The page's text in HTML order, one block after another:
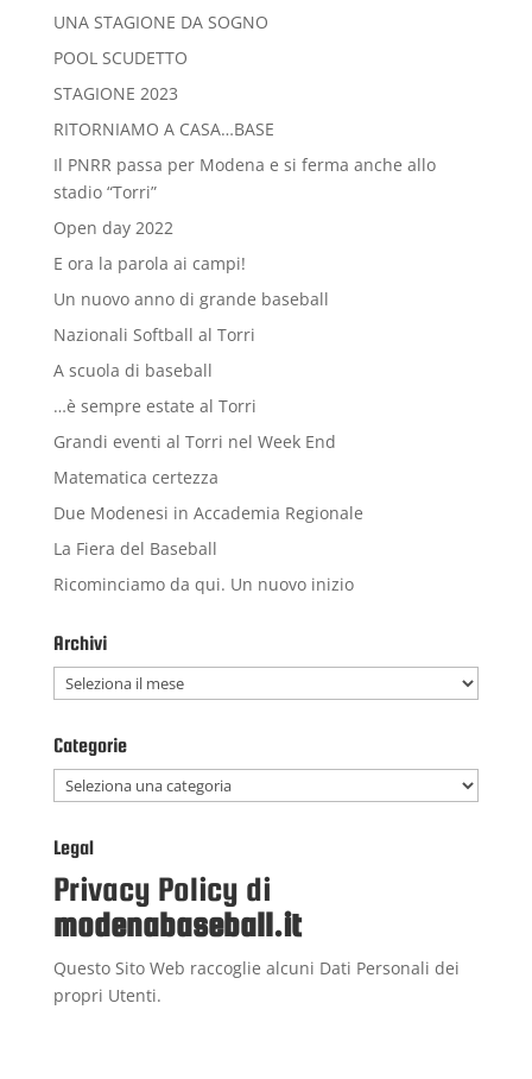
UNA STAGIONE DA SOGNO
POOL SCUDETTO
STAGIONE 2023
RITORNIAMO A CASA…BASE
Il PNRR passa per Modena e si ferma anche allo
stadio “Torri”
Open day 2022
E ora la parola ai campi!
Un nuovo anno di grande baseball
Nazionali Softball al Torri
A scuola di baseball
…è sempre estate al Torri
Grandi eventi al Torri nel Week End
Matematica certezza
Due Modenesi in Accademia Regionale
La Fiera del Baseball
Ricominciamo da qui. Un nuovo inizio
Archivi
Archivi
Categorie
Categorie
Legal
Privacy Policy di
modenabaseball.it
Questo Sito Web raccoglie alcuni Dati Personali dei
propri Utenti.